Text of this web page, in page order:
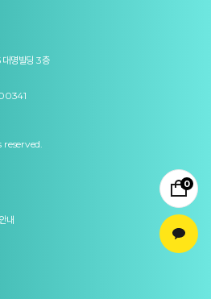
0
명빌딩 3층
00341
reserved.
내